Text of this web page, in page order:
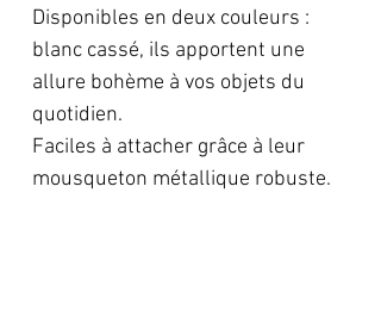
Disponibles en deux couleurs :
blanc cassé, ils apportent une
allure bohème à vos objets du
quotidien.
Faciles à attacher grâce à leur
mousqueton métallique robuste.